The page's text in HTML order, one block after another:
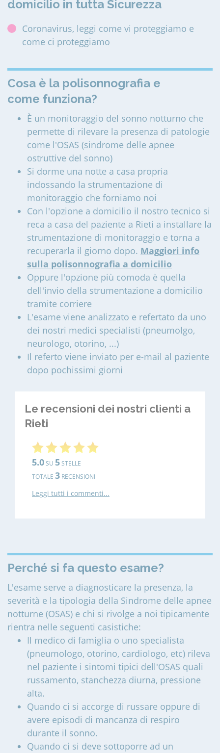
domicilio in tutta Sicurezza
Coronavirus, leggi come vi proteggiamo e
come ci proteggiamo
Cosa è la polisonnografia e
come funziona?
È un monitoraggio del sonno notturno che
permette di rilevare la presenza di patologie
come l'OSAS (sindrome delle apnee
ostruttive del sonno)
Si dorme una notte a casa propria
indossando la strumentazione di
monitoraggio che forniamo noi
Con l'opzione a domicilio il nostro tecnico si
reca a casa del paziente a Rieti a installare la
strumentazione di monitoraggio e torna a
recuperarla il giorno dopo. Maggiori info
sulla polisonnografia a domicilio
Oppure l'opzione più comoda è quella
dell'invio della strumentazione a domicilio
tramite corriere
L'esame viene analizzato e refertato da uno
dei nostri medici specialisti (pneumolgo,
neurologo, otorino, ...)
Il referto viene inviato per e-mail al paziente
dopo pochissimi giorni
Le recensioni dei nostri clienti a
Rieti
5.0SU 5STELLE
TOTALE 3 RECENSIONI
Leggi tutti i commenti...
Perché si fa questo esame?
L'esame serve a diagnosticare la presenza, la
severità e la tipologia della Sindrome delle apnee
notturne (OSAS) e chi si rivolge a noi tipicamente
rientra nelle seguenti casistiche:
Il medico di famiglia o uno specialista
(pneumologo, otorino, cardiologo, etc) rileva
nel paziente i sintomi tipici dell'OSAS quali
russamento, stanchezza diurna, pressione
alta.
Quando ci si accorge di russare oppure di
avere episodi di mancanza di respiro
durante il sonno.
Quando ci si deve sottoporre ad un